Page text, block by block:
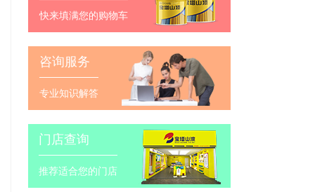
快来填满您的购物车
咨询服务
专业知识解答
门店查询
推荐适合您的门店